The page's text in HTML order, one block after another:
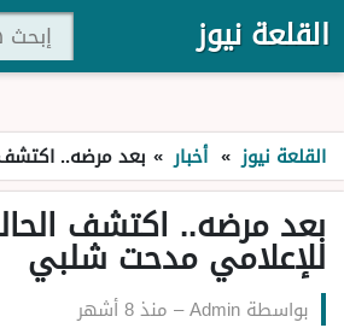
القلعة نيوز
القلعة نيوز » أخبار » بعد مرضه.. اكتشف
بعد مرضه.. اكتشف
للإعلامي مدحت شلبي
بواسطة Admin
– منذ 8 أشهر